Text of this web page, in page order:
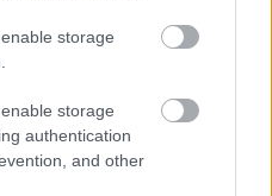
storage
storage
authentication
and other
már nem lettek ennyire
Knives kifejezetten
(még a
nála).